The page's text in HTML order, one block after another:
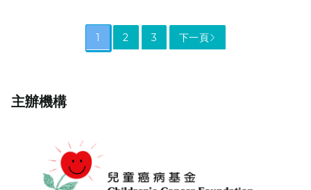
1 2 3 下一頁
主辦機構